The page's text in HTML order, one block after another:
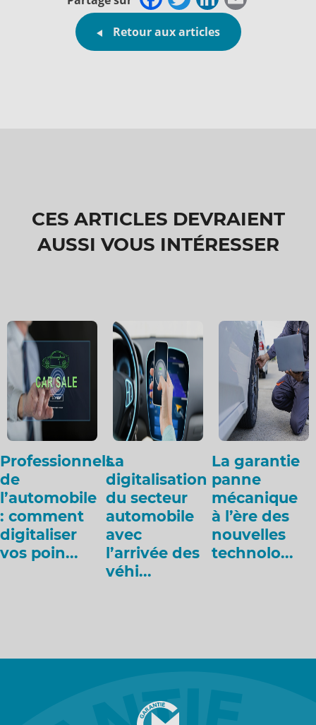
Retour aux articles
CES ARTICLES DEVRAIENT
AUSSI VOUS INTÉRESSER
Professionnels
de
l’automobile
: comment
digitaliser
vos poin...
La
digitalisation
du secteur
automobile
avec
l’arrivée des
véhi...
La garantie
panne
mécanique
à l’ère des
nouvelles
technolo...